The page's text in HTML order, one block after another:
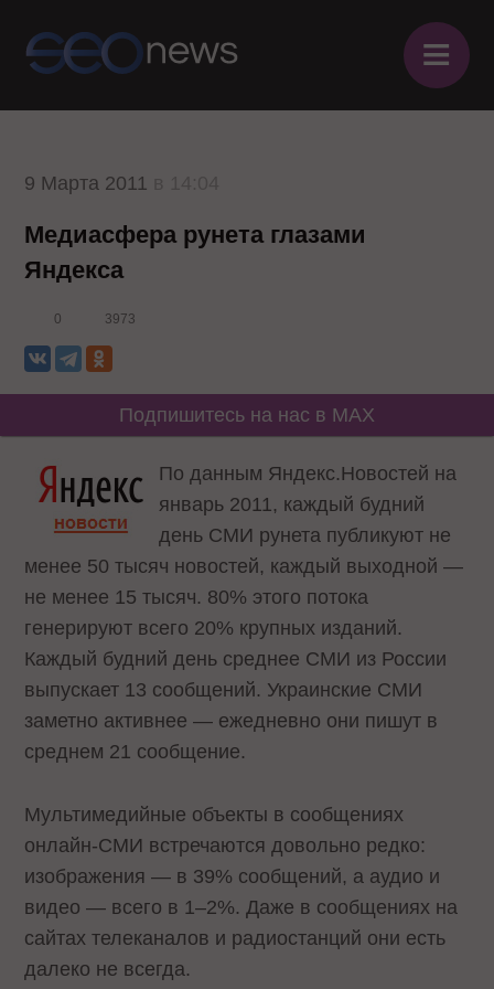
≡
9 Марта 2011
Медиасфера рунета глазами
Яндекса
0 3973
Подпишитесь на нас в MAX
По данным Яндекс.Новостей на
январь 2011, каждый будний
день СМИ рунета публикуют не
менее 50 тысяч новостей, каждый выходной —
не менее 15 тысяч. 80% этого потока
генерируют всего 20% крупных изданий.
Каждый будний день среднее СМИ из России
выпускает 13 сообщений. Украинские СМИ
заметно активнее — ежедневно они пишут в
среднем 21 сообщение.
Мультимедийные объекты в сообщениях
онлайн-СМИ встречаются довольно редко:
изображения — в 39% сообщений, а аудио и
видео — всего в 1–2%. Даже в сообщениях на
сайтах телеканалов и радиостанций они есть
далеко не всегда.